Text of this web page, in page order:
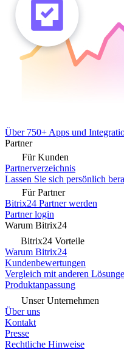
Über 750+ Apps und
Partner
Für Kunden
Partnerverzeichnis
Lassen Sie sich persönlich
Für Partner
Bitrix24 Partner werden
Partner login
Warum Bitrix24
Bitrix24 Vorteile
Warum Bitrix24
Kundenbewertungen
Vergleich mit anderen
Produktanpassung
Unser Unternehmen
Über uns
Kontakt
Presse
Rechtliche Hinweise